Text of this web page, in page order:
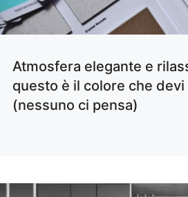
Atmosfera elegante e
questo è il colore che
(nessuno ci pensa)